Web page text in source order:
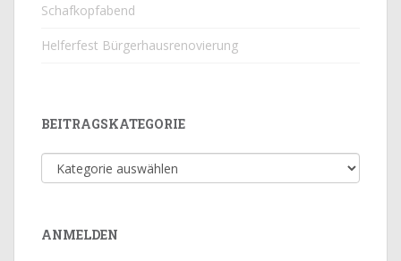
Schafkopfabend
Helferfest Bürgerhausrenovierung
BEITRAGSKATEGORIE
Beitragskategorie
ANMELDEN